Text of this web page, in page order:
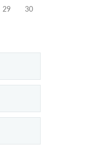
29 30